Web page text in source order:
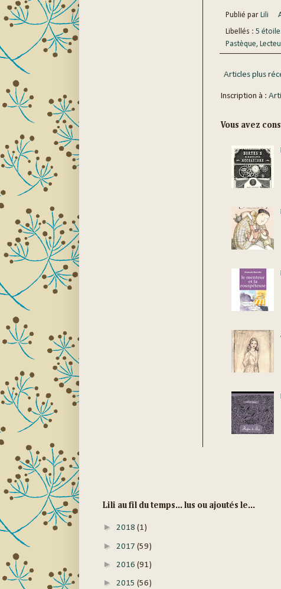
Publié par Lili
Libellés : 5
Pastèque,
Articles plus
Inscription à :
Vous avez
Lili au fil du temps... lus ou ajoutés le...
► 2018 (1)
► 2017 (59)
► 2016 (91)
► 2015 (56)